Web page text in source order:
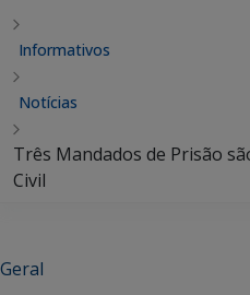
Informativos
Notícias
Três Mandados de Prisão
Civil
Geral